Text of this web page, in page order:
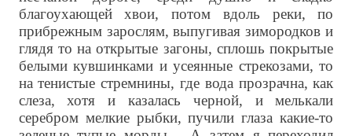
благоухающей хвои, потом вдоль реки, по
прибрежным зарослям, выпугивая зимородков и
глядя то на открытые загоны, сплошь покрытые
белыми кувшинками и усеянные стрекозами, то
на тенистые стремнины, где вода прозрачна, как
слеза, хотя и казалась черной, и мелькали
серебром мелкие рыбки, пучили глаза какие-то